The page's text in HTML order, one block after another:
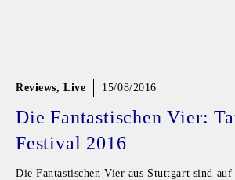
Reviews,Live 15/08/2016
Die Fantastischen Vier:
Festival 2016
Die Fantastischen Vier aus Stuttgart sind